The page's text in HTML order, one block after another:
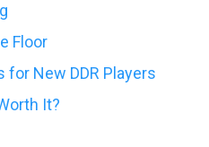
Floor
for New DDR Players
It?